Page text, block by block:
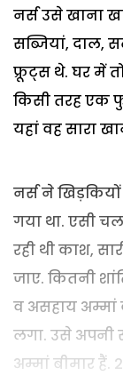
नर्स उसे खाना
सब्जियां, दाल,
फ्रूट्स थे. घर में
किसी तरह एक
यहां वह सारा
नर्स ने
गया था. एसी
रही थी काश,
जाए. कितनी
व असहाय
लगा. उसे अपनी
अम्मां बीमार हैं.